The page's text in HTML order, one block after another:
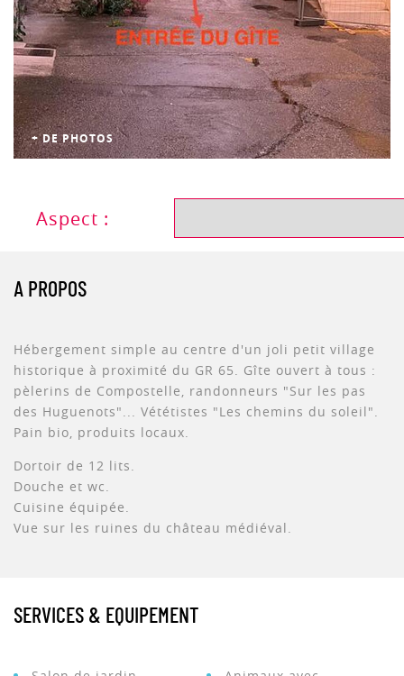
+ DE PHOTOS
Aspect :
A PROPOS
Hébergement simple au centre d'un joli petit village
historique à proximité du GR 65. Gîte ouvert à tous :
pèlerins de Compostelle, randonneurs "Sur les pas
des Huguenots"... Vététistes "Les chemins du soleil".
Pain bio, produits locaux.
Dortoir de 12 lits.
Douche et wc.
Cuisine équipée.
Vue sur les ruines du château médiéval.
SERVICES & EQUIPEMENT